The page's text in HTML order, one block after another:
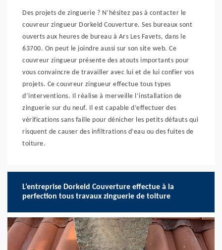
Des projets de zinguerie ? N’hésitez pas à contacter le
couvreur zingueur Dorkeld Couverture. Ses bureaux sont
ouverts aux heures de bureau à Ars Les Favets, dans le
63700. On peut le joindre aussi sur son site web. Ce
couvreur zingueur présente des atouts importants pour
vous convaincre de travailler avec lui et de lui confier vos
projets. Ce couvreur zingueur effectue tous types
d’interventions. Il réalise à merveille l’installation de
zinguerie sur du neuf. Il est capable d’effectuer des
vérifications sans faille pour dénicher les petits défauts qui
risquent de causer des infiltrations d’eau ou des fuites de
toiture.
L’entreprise Dorkeld Couverture effectue à la
perfection tous travaux zinguerie de toiture